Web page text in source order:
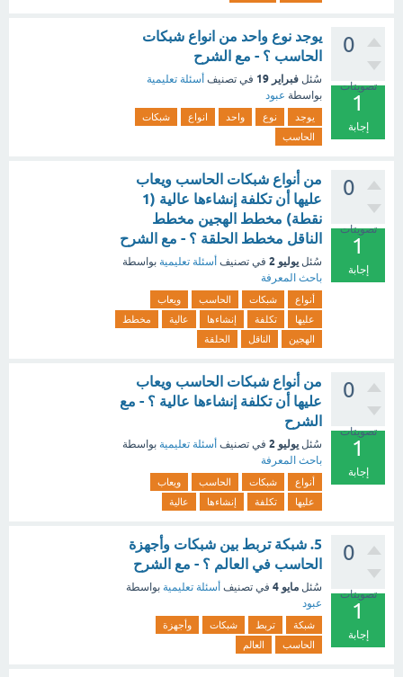
0
تصويتات
1
إجابة
يوجد نوع واحد من انواع شبكات
الحاسب ؟ - مع الشرح
سُئل فبراير 19 في تصنيف أسئلة تعليمية
بواسطة عبود
يوجد نوع واحد انواع
شبكات
الحاسب
0
تصويتات
1
إجابة
من أنواع شبكات الحاسب ويعاب
عليها أن تكلفة إنشاءها عالية (1
نقطة) مخطط الهجين مخطط
الناقل مخطط الحلقة ؟ - مع الشرح
سُئل يوليو 2 في تصنيف أسئلة تعليمية بواسطة
باحث المعرفة
أنواع شبكات الحاسب
ويعاب
عليها
تكلفة إنشاءها عالية
مخطط
الهجين
الناقل الحلقة
0
تصويتات
1
إجابة
من أنواع شبكات الحاسب ويعاب
عليها أن تكلفة إنشاءها عالية ؟ - مع
الشرح
سُئل يوليو 2 في تصنيف أسئلة تعليمية بواسطة
باحث المعرفة
أنواع شبكات الحاسب
ويعاب
عليها
تكلفة إنشاءها عالية
0
تصويتات
1
إجابة
5. شبكة تربط بين شبكات وأجهزة
الحاسب في العالم ؟ - مع الشرح
سُئل مايو 4 في تصنيف أسئلة تعليمية بواسطة
عبود
شبكة تربط شبكات
وأجهزة
الحاسب
العالم